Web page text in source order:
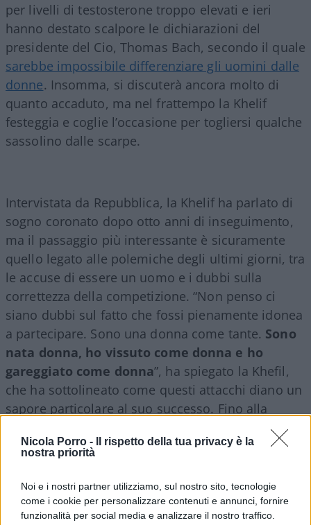
Nicola Porro -
Il rispetto della tua privacy è la
nostra priorità
Noi e i nostri partner utilizziamo, sul nostro sito, tecnologie
come i cookie per personalizzare contenuti e annunci, fornire
funzionalità per social media e analizzare il nostro traffico.
per livelli di testosterone troppo elevati e ieri
hanno destato scalpore le dichiarazioni del
presidente del Cio, Thomas Bach, secondo il quale
sarebbe impossibile differenziare gli uomini dalle
donne. Insomma, si discuterà ancora molto di
quanto accaduto, ma nel frattempo la Khelif
festeggia e coglie l’occasione per togliersi qualche
sassolino dalle scarpe.
Intervistata da Repubblica, la Khelif ha parlato di
sogno coronato dopo otto anni di inseguimento,
ma il passaggio più interessante è sicuramente
quello legato alle polemiche degli ultimi giorni, tra
le accuse di essere un uomo e i dubbi sulla
correttezza della competizione. “Non penso ci
siano dubbi sul fatto che fossi pienamente idonea
a partecipare. Sono una donna come tante. Sono
nata donna, ho vissuto come donna e ho
gareggiato come donna”, ha spiegato la Khefil,
che ha sottolineato come questi attacchi diano un
sapore particolare al suo successo. Fino alla
Sono diventata una donna forte con
poteri speciali . E dal ring ho mandato un
Leggi anche: